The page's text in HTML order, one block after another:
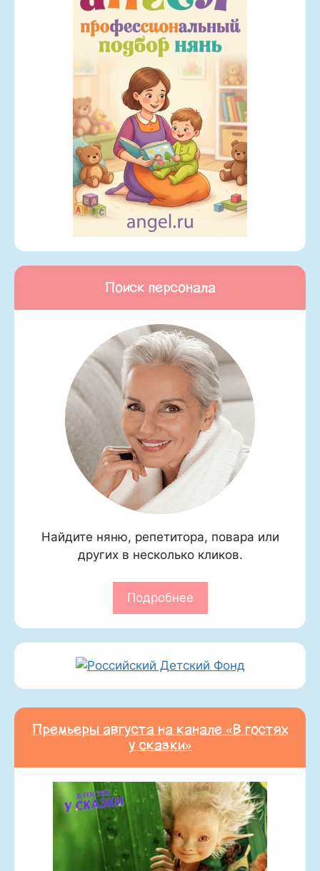
Поиск персонала
Найдите няню, репетитора, повара или
других в несколько кликов.
Подробнее
Премьеры августа на канале «В гостях
у сказки»